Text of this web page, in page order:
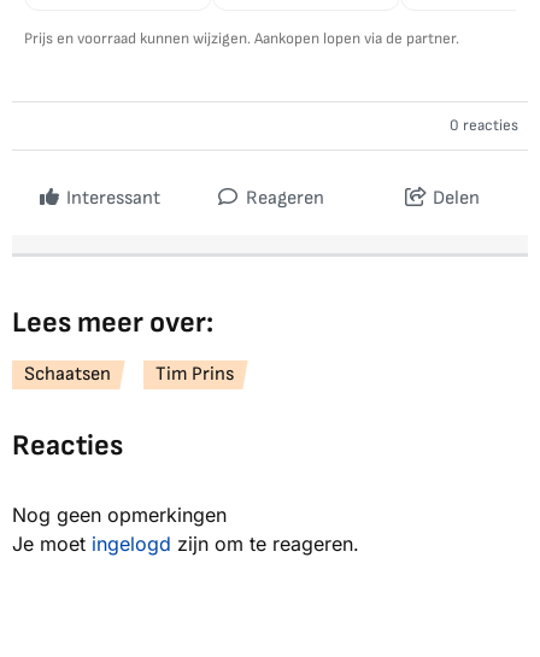
Prijs en voorraad kunnen wijzigen. Aankopen lopen via de partner.
0 reacties
Interessant Reageren Delen
Lees meer over:
Schaatsen Tim Prins
Reacties
Nog geen opmerkingen
Je moet ingelogd zijn om te reageren.